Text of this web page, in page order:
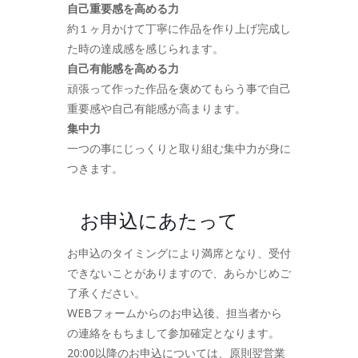
自己重要感を高める力
約１ヶ月かけて丁寧に作品を作り上げ完成し
た時の達成感を感じられます。
自己有能感を高める力
頑張って作った作品を褒めてもらう事で自己
重要感や自己有能感が高まります。
集中力
一つの事にじっくりと取り組む集中力が身に
つきます。
お申込にあたって
お申込のタイミングにより満席となり、受付
できないことがありますので、あらかじめご
了承ください。
WEBフォームからのお申込後、担当者から
の連絡をもちまして参加確定となります。
20:00以降のお申込については、原則翌営業